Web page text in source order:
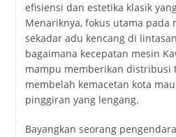
efisiensi dan estetika klasik
Menariknya, fokus utama pada
sekadar adu kencang di
bagaimana kecepatan mesin
mampu memberikan distribusi
membelah kemacetan kota
pinggiran yang lengang.
Bayangkan seorang